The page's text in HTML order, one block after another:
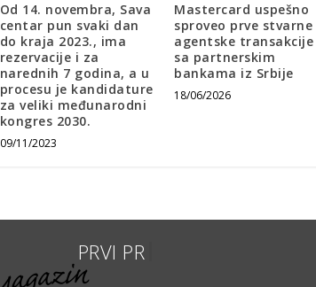
Od 14. novembra, Sava
centar pun svaki dan
do kraja 2023., ima
rezervacije i za
narednih 7 godina, a u
procesu je kandidature
za veliki međunarodni
kongres 2030.
09/11/2023
Mastercard uspešno
sproveo prve stvarne
agentske transakcije
sa partnerskim
bankama iz Srbije
18/06/2026